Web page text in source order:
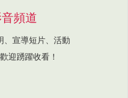
頻道
、宣導短片、活動
迎踴躍收看！